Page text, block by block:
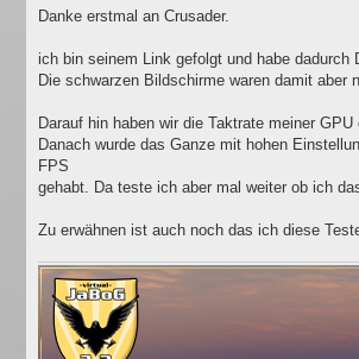
i
a
Danke erstmal an Crusader.
ich bin seinem Link gefolgt und habe
Die schwarzen Bildschirme waren damit aber
Darauf hin haben wir die Taktrate meiner
Danach wurde das Ganze mit hohen
FPS
gehabt. Da teste ich aber mal weiter ob ich
Zu erwähnen ist auch noch das ich diese